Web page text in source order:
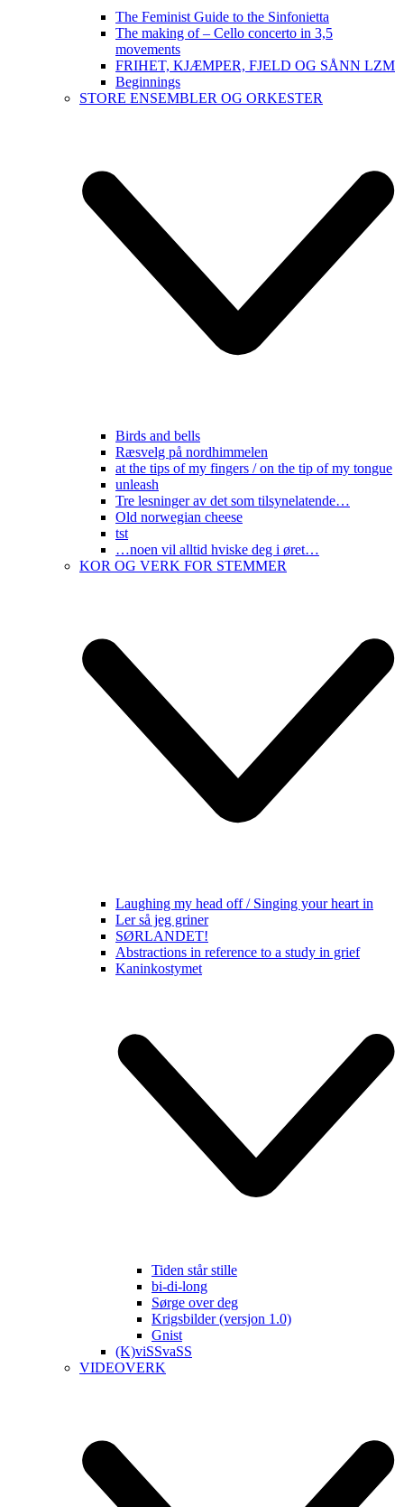
The Feminist Guide to the Sinfonietta
The making of – Cello concerto in 3,5
movements
FRIHET, KJÆMPER, FJELD OG SÅNN LZM
Beginnings
STORE ENSEMBLER OG ORKESTER
Birds and bells
Ræsvelg på nordhimmelen
at the tips of my fingers / on the tip of my tongue
unleash
Tre lesninger av det som tilsynelatende…
Old norwegian cheese
tst
…noen vil alltid hviske deg i øret…
KOR OG VERK FOR STEMMER
Laughing my head off / Singing your heart in
Ler så jeg griner
SØRLANDET!
Abstractions in reference to a study in grief
Kaninkostymet
Tiden står stille
bi-di-long
Sørge over deg
Krigsbilder (versjon 1.0)
Gnist
(K)viSSvaSS
VIDEOVERK